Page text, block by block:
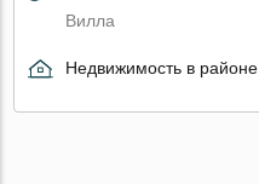
Вилла
Недвижимость в районе